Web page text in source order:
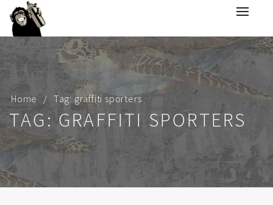
Home Tag: graffiti sporters
TAG: GRAFFITI SPORTERS